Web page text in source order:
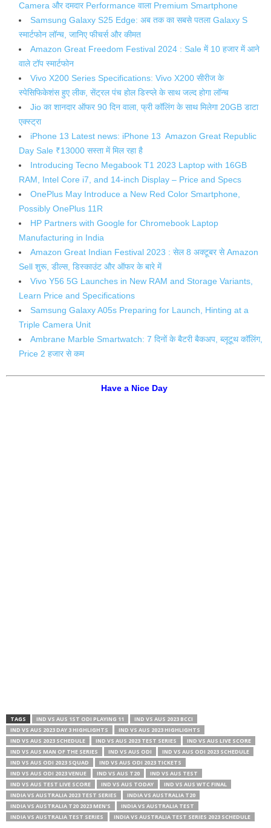
Camera और दमदार Performance वाला Premium Smartphone
Samsung Galaxy S25 Edge: अब तक का सबसे पतला Galaxy S
स्मार्टफोन लॉन्च, जानिए फीचर्स और कीमत
Amazon Great Freedom Festival 2024 : Sale में 10 हजार में आने
वाले टॉप स्मार्टफोन
Vivo X200 Series Specifications: Vivo X200 सीरीज के
स्पेसिफिकेशंस हुए लीक, सेंट्रल पंच होल डिस्प्ले के साथ जल्द होगा लॉन्च
Jio का शानदार ऑफर 90 दिन वाला, फ्री कॉलिंग के साथ मिलेगा 20GB डाटा
एक्स्ट्रा
iPhone 13 Latest news: iPhone 13 Amazon Great Republic
Day Sale ₹13000 सस्ता में मिल रहा है
Introducing Tecno Megabook T1 2023 Laptop with 16GB
RAM, Intel Core i7, and 14-inch Display – Price and Specs
OnePlus May Introduce a New Red Color Smartphone,
Possibly OnePlus 11R
HP Partners with Google for Chromebook Laptop
Manufacturing in India
Amazon Great Indian Festival 2023 : सेल 8 अक्टूबर से Amazon
Sell शुरू, डील्स, डिस्काउंट और ऑफर के बारे में
Vivo Y56 5G Launches in New RAM and Storage Variants,
Learn Price and Specifications
Samsung Galaxy A05s Preparing for Launch, Hinting at a
Triple Camera Unit
Ambrane Marble Smartwatch: 7 दिनों के बैटरी बैकअप, ब्लूटूथ कॉलिंग,
Price 2 हजार से कम
Have a Nice Day
TAGS IND VS AUS 1ST ODI PLAYING 11
IND VS AUS 2023 BCCI
IND VS AUS 2023 DAY 3 HIGHLIGHTS
IND VS AUS 2023 HIGHLIGHTS
IND VS AUS 2023 SCHEDULE
IND VS AUS 2023 TEST SERIES
IND VS AUS LIVE SCORE
IND VS AUS MAN OF THE SERIES
IND VS AUS ODI
IND VS AUS ODI 2023 SCHEDULE
IND VS AUS ODI 2023 SQUAD
IND VS AUS ODI 2023 TICKETS
IND VS AUS ODI 2023 VENUE
IND VS AUS T20
IND VS AUS TEST
IND VS AUS TEST LIVE SCORE
IND VS AUS TODAY
IND VS AUS WTC FINAL
INDIA VS AUSTRALIA 2023 TEST SERIES
INDIA VS AUSTRALIA T20
INDIA VS AUSTRALIA T20 2023 MEN'S
INDIA VS AUSTRALIA TEST
INDIA VS AUSTRALIA TEST SERIES
INDIA VS AUSTRALIA TEST SERIES 2023 SCHEDULE